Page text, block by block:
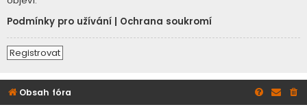
Podmínky pro užívání
Ochrana soukromí
Registrovat
Obsah fóra